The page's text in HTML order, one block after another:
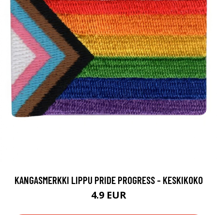
KANGASMERKKI LIPPU PRIDE PROGRESS - KESKIKOKO
4.9 EUR